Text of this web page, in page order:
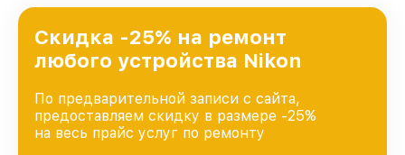
Скидка -25% на ремонт
любого устройства Nikon
По предварительной записи с сайта,
предоставляем скидку в размере -25%
на весь прайс услуг по ремонту